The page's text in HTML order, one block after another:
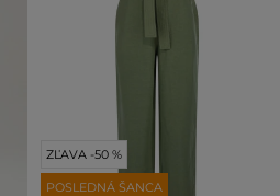
ZĽAVA -50 %
POSLEDNÁ ŠANCA